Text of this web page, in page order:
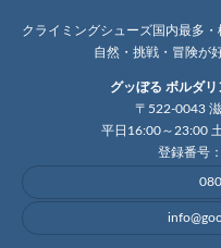
クライミングシューズ国内最多
自然・挑戦・冒険が
グッぼる ボルダ
〒522-0043
平日16:00～23:00
登録番号